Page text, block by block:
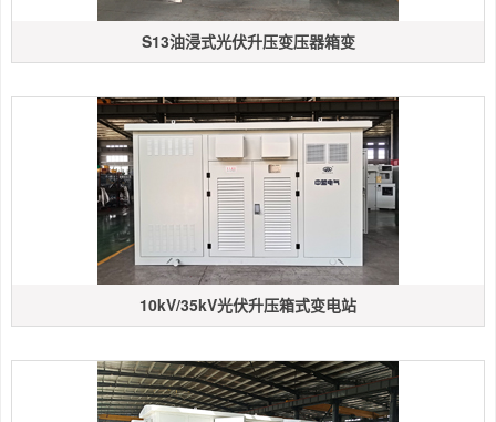
S13油浸式光伏升压变压器箱变
10kV/35kV光伏升压箱式变电站